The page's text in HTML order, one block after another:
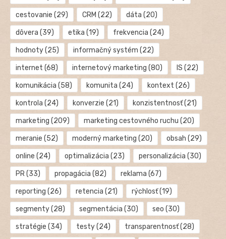
cestovanie (29) CRM (22) dáta (20)
dôvera (39) etika (19) frekvencia (24)
hodnoty(25) informačný systém (22)
internet (68) internetový marketing (80) IS (22)
komunikácia (58) komunita (24) kontext (26)
kontrola (24) konverzie (21) konzistentnosť(21)
marketing (209) marketing cestovného ruchu (20)
meranie (52) moderný marketing (20) obsah (29)
online (24) optimalizácia (23) personalizácia (30)
PR(33) propagácia (82) reklama (67)
reporting (26) retencia (21) rýchlosť(19)
segmenty(28) segmentácia (30) seo (30)
stratégie (34) testy(24) transparentnosť(28)